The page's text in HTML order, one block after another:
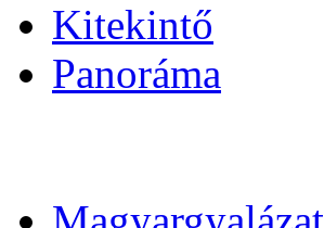
Kitekintő
Panoráma